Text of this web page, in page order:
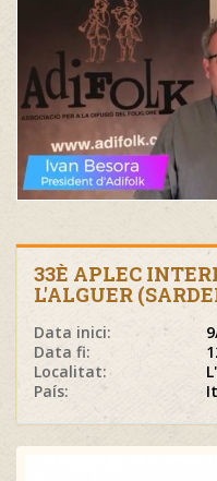
33È APLEC
L'ALGUER
Data inici:
Data fi:
Localitat:
País: